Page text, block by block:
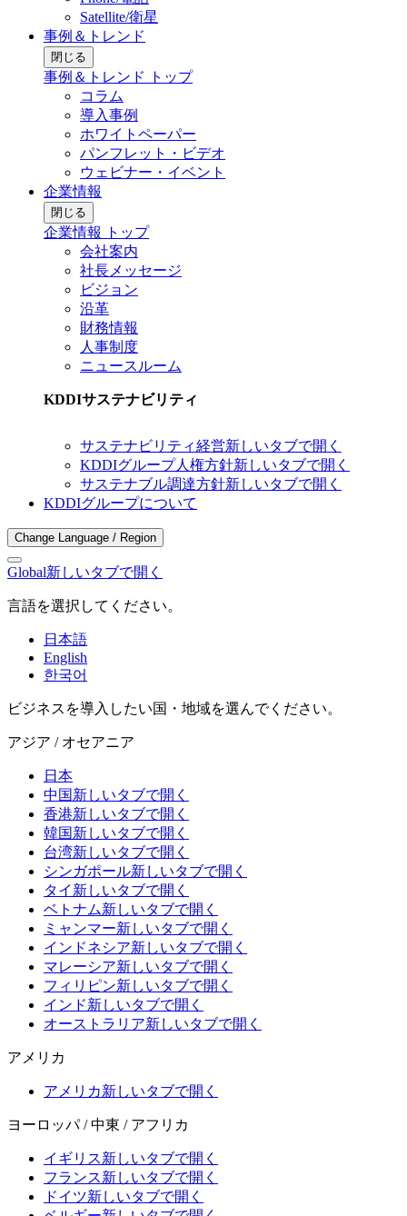
Satellite/衛星
事例＆トレンド
閉じる
事例＆トレンド トップ
コラム
導入事例
ホワイトペーパー
パンフレット・ビデオ
ウェビナー・イベント
企業情報
閉じる
企業情報 トップ
会社案内
社長メッセージ
ビジョン
沿革
財務情報
人事制度
ニュースルーム
KDDIサステナビリティ
サステナビリティ経営新しいタブで開く
KDDIグループ人権方針新しいタブで開く
サステナブル調達方針新しいタブで開く
KDDIグループについて
Change Language / Region
Global新しいタブで開く
言語を選択してください。
日本語
English
한국어
ビジネスを導入したい国・地域を選んでください。
アジア / オセアニア
日本
中国新しいタブで開く
香港新しいタブで開く
韓国新しいタブで開く
台湾新しいタブで開く
シンガポール新しいタブで開く
タイ 新しいタブで開く
ベトナム新しいタブで開く
ミャンマー新しいタブで開く
インドネシア新しいタブで開く
マレーシア新しいタブで開く
フィリピン新しいタブで開く
インド新しいタブで開く
オーストラリア新しいタブで開く
アメリカ
アメリカ新しいタブで開く
ヨーロッパ / 中東 / アフリカ
イギリス新しいタブで開く
フランス新しいタブで開く
ドイツ新しいタブで開く